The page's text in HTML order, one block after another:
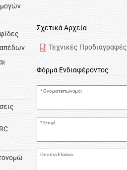
Σχετικά Αρχεία
Τεχνικές Προδιαγραφές
Φόρμα Ενδιαφέροντος
Ονοματεπώνυμο:
Email:
Onoma Etairias: